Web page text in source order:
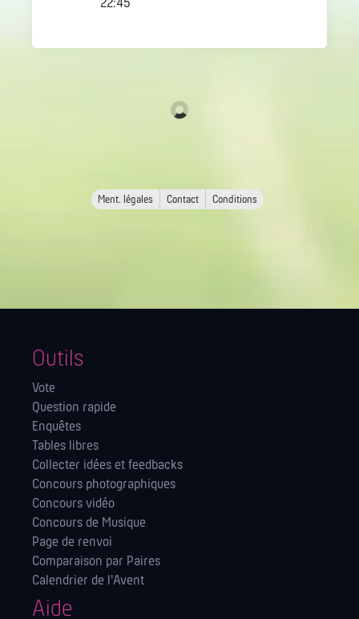
22:45
Ment. légales Contact Conditions
Outils
Vote
Question rapide
Enquêtes
Tables libres
Collecter idées et feedbacks
Concours photographiques
Concours vidéo
Concours de Musique
Page de renvoi
Comparaison par Paires
Calendrier de l'Avent
Aide